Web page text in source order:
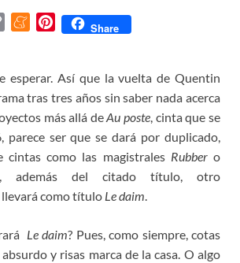
y
L
i
n
k
M
e
a
m
e
P
t
e
r
e
s
t
Share
esperar. Así que la vuelta de Quentin
tras tres años sin saber nada acerca
más allá deAu poste, cinta que se
parece ser que se dará por duplicado,
cintas como las magistrales Rubbero
además del citado título, otro
como título Le daim.
Le daim? Pues, como siempre, cotas
y risas marca de la casa. O algo